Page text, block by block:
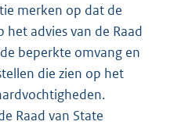
merken op dat de
het advies van de Raad
beperkte omvang en
die zien op het
Raad van State